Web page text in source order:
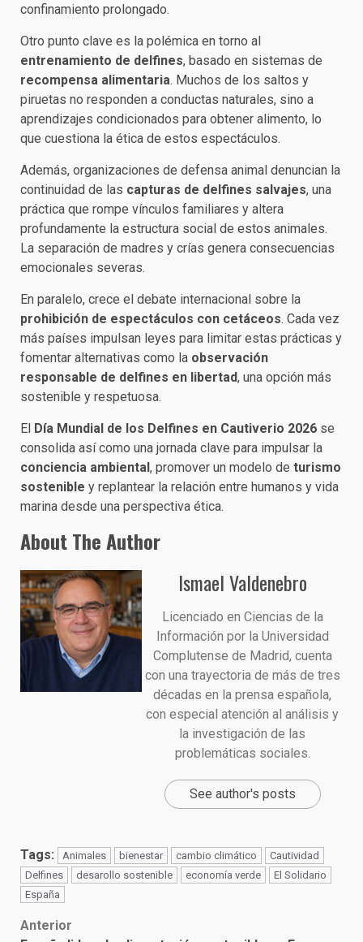
confinamiento prolongado.
Otro punto clave es la polémica en torno al
entrenamiento de delfines, basado en sistemas de
recompensa alimentaria. Muchos de los saltos y
piruetas no responden a conductas naturales, sino a
aprendizajes condicionados para obtener alimento, lo
que cuestiona la ética de estos espectáculos.
Además, organizaciones de defensa animal denuncian la
continuidad de las capturas de delfines salvajes, una
práctica que rompe vínculos familiares y altera
profundamente la estructura social de estos animales.
La separación de madres y crías genera consecuencias
emocionales severas.
En paralelo, crece el debate internacional sobre la
prohibición de espectáculos con cetáceos. Cada vez
más países impulsan leyes para limitar estas prácticas y
fomentar alternativas como la observación
responsable de delfines en libertad, una opción más
sostenible y respetuosa.
El Día Mundial de los Delfines en Cautiverio 2026 se
consolida así como una jornada clave para impulsar la
conciencia ambiental, promover un modelo de turismo
sostenible y replantear la relación entre humanos y vida
marina desde una perspectiva ética.
About The Author
Ismael Valdenebro
Licenciado en Ciencias de la
Información por la Universidad
Complutense de Madrid, cuenta
con una trayectoria de más de tres
décadas en la prensa española,
con especial atención al análisis y
la investigación de las
problemáticas sociales.
See author's posts
Tags: Animales bienestar cambio climático
Cautividad
Delfines
desarollo sostenible economía verde
El Solidario
España
Post
Anterior